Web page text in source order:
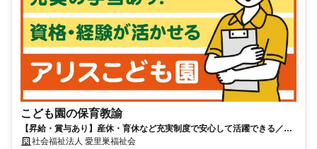
こども園の保育教諭
【昇給・賞与あり】産休・育休など充実制度で安心して活躍できる／中
高年層までの幅広い世代が活躍中
社会福祉法人 愛里巣福祉会